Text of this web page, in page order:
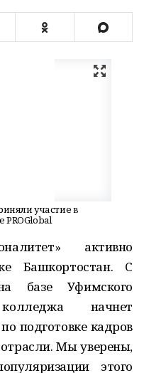
участие в
активно
Башкортостан. С
базе Уфимского
колледжа начнет
подготовке кадров
Мы уверены,
этого